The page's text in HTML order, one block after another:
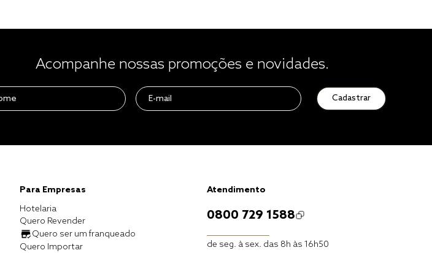
Acompanhe nossas promoções e novidades.
Cadastrar
Para Empresas
Hotelaria
Quero Revender
Quero ser um franqueado
Quero Importar
Atendimento
0800 729 1588
de seg. à sex. das 8h às 16h50